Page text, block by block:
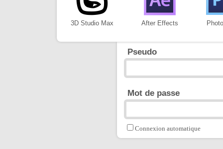
3D Studio Max After Effects
Pseudo
Mot de passe
Connexion automatique